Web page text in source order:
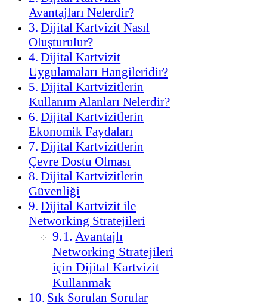
Avantajları Nelerdir?
Dijital Kartvizit Nasıl
Oluşturulur?
Dijital Kartvizit
Uygulamaları Hangileridir?
Dijital Kartvizitlerin
Kullanım Alanları Nelerdir?
Dijital Kartvizitlerin
Ekonomik Faydaları
Dijital Kartvizitlerin
Çevre Dostu Olması
Dijital Kartvizitlerin
Güvenliği
Dijital Kartvizit ile
Networking Stratejileri
Avantajlı
Networking Stratejileri
için Dijital Kartvizit
Kullanmak
Sık Sorulan Sorular